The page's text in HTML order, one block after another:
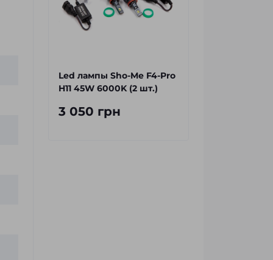
Led лампы Sho-Me F4-Pro
H11 45W 6000K (2 шт.)
3 050 грн